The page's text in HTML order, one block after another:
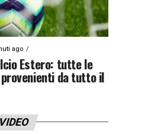
ago
Estero: tutte le
da tutto il
VIDEO